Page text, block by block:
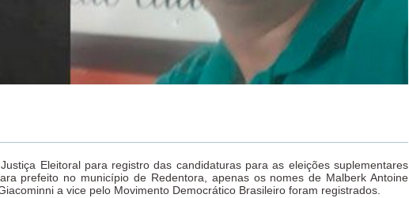
Eleitoral para registro das candidaturas para as eleições suplementares
prefeito no município de Redentora, apenas os nomes de Malberk Antoine
a vice pelo Movimento Democrático Brasileiro foram registrados.